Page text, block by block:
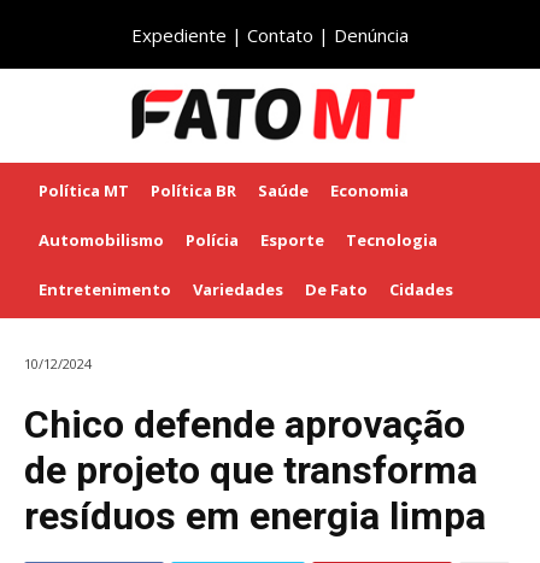
Expediente | Contato | Denúncia
Política MT Política BR Saúde Economia
Automobilismo Polícia Esporte Tecnologia
Entretenimento Variedades De Fato Cidades
10/12/2024
Chico defende aprovação
de projeto que transforma
resíduos em energia limpa